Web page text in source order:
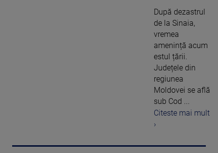
După dezastrul
de la Sinaia,
vremea
amenință acum
estul țării.
Județele din
regiunea
Moldovei se află
sub Cod ...
Citeste mai mult
›